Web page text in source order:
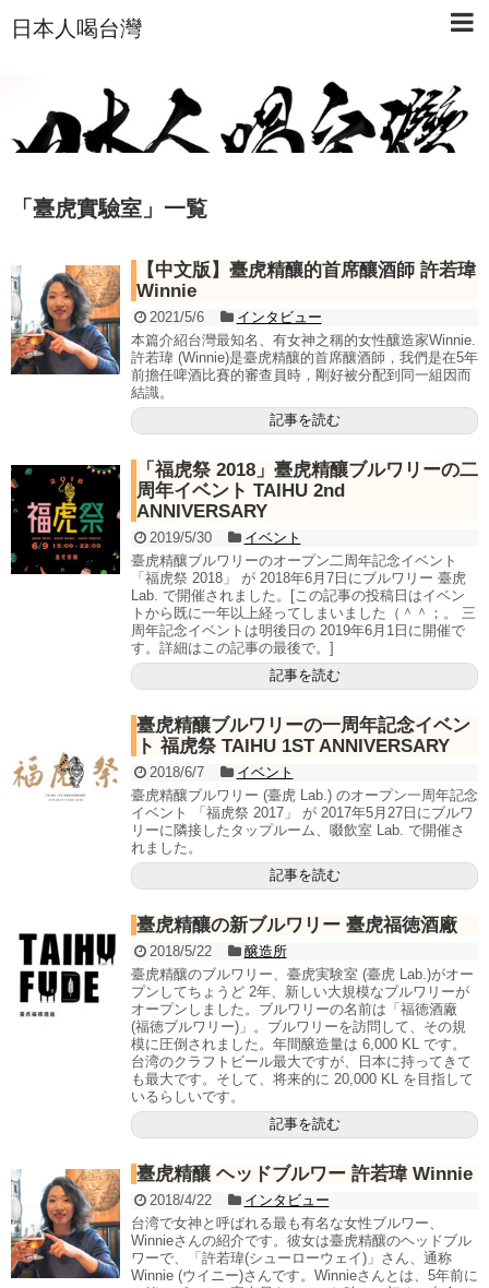
日本人喝台灣
「 臺虎實驗室 」 一覧
【中文版】臺虎精釀的首席釀酒師 許若瑋
Winnie
2021/5/6
インタビュー
本篇介紹台灣最知名、有女神之稱的女性釀造家Winnie.
許若瑋 (Winnie)是臺虎精釀的首席釀酒師，我們是在5年
前擔任啤酒比賽的審查員時，剛好被分配到同一組因而
結識。
記事を読む
「福虎祭 2018」臺虎精釀ブルワリーの二
周年イベント TAIHU 2nd
ANNIVERSARY
2019/5/30
イベント
臺虎精釀ブルワリーのオープン二周年記念イベント
「福虎祭 2018」 が 2018年6月7日にブルワリー 臺虎
Lab. で開催されました。[この記事の投稿日はイベン
トから既に一年以上経ってしまいました（＾＾；。 三
周年記念イベントは明後日の 2019年6月1日に開催で
す。詳細はこの記事の最後で。]
記事を読む
臺虎精釀ブルワリーの一周年記念イベン
ト 福虎祭 TAIHU 1ST ANNIVERSARY
2018/6/7
イベント
臺虎精釀ブルワリー (臺虎 Lab.) のオープン一周年記念
イベント 「福虎祭 2017」 が 2017年5月27日にブルワ
リーに隣接したタップルーム、啜飲室 Lab. で開催さ
れました。
記事を読む
臺虎精釀の新ブルワリー 臺虎福徳酒廠
2018/5/22
醸造所
臺虎精釀のブルワリー、臺虎実験室 (臺虎 Lab.)がオー
プンしてちょうど 2年、新しい大規模なブルワリーが
オープンしました。ブルワリーの名前は「福徳酒廠
(福徳ブルワリー)」。ブルワリーを訪問して、その規
模に圧倒されました。年間醸造量は 6,000 KL です。
台湾のクラフトビール最大ですが、日本に持ってきて
も最大です。そして、将来的に 20,000 KL を目指して
いるらしいです。
記事を読む
臺虎精釀 ヘッドブルワー 許若瑋 Winnie
2018/4/22
インタビュー
台湾で女神と呼ばれる最も有名な女性ブルワー、
Winnieさんの紹介です。彼女は臺虎精釀のヘッドブル
ワーで、「許若瑋(シューローウェイ)」さん、通称
Winnie (ウイニー)さんです。Winnieさんとは、5年前に